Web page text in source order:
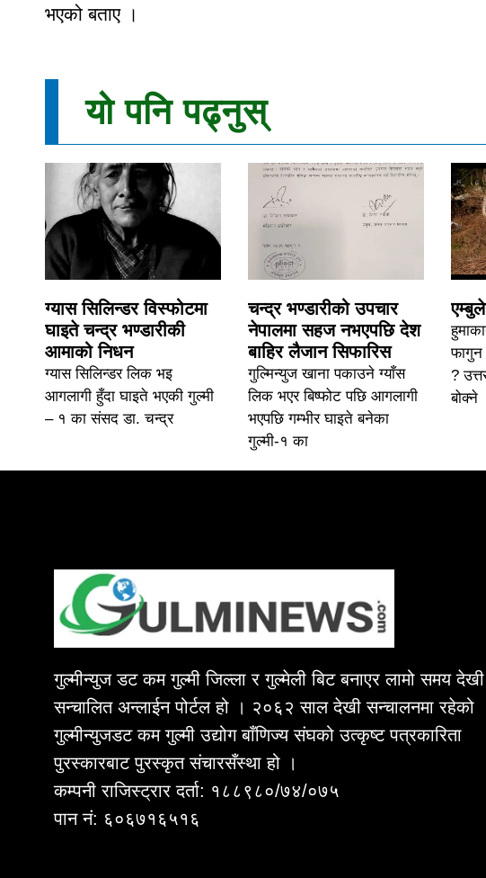
भएको बताए ।
यो पनि पढ्नुस्
ग्यास सिलिन्डर विस्फोटमा
घाइते चन्द्र भण्डारीकी
आमाको निधन
ग्यास सिलिन्डर लिक भइ
आगलागी हुँदा घाइते भएकी गुल्मी
– १ का संसद डा. चन्द्र
चन्द्र भण्डारीको उपचार
नेपालमा सहज नभएपछि देश
बाहिर लैजान सिफारिस
गुल्मिन्युज खाना पकाउने ग्याँस
लिक भएर बिष्फोट पछि आगलागी
भएपछि गम्भीर घाइते बनेका
गुल्मी-१ का
फागुन
?
बोक्ने
गुल्मीन्युज डट कम गुल्मी जिल्ला र गुल्मेली बिट बनाएर लामो समय देखी
सन्चालित अन्लाईन पोर्टल हो । २०६२ साल देखी सन्चालनमा रहेको
गुल्मीन्युजडट कम गुल्मी उद्योग बाँणिज्य संघको उत्कृष्ट पत्रकारिता
पुरस्कारबाट पुरस्कृत संचारसँस्था हो ।
कम्पनी राजिस्ट्रार दर्ता: १८८९८०/७४/०७५
पान नं: ६०६७१६५१६